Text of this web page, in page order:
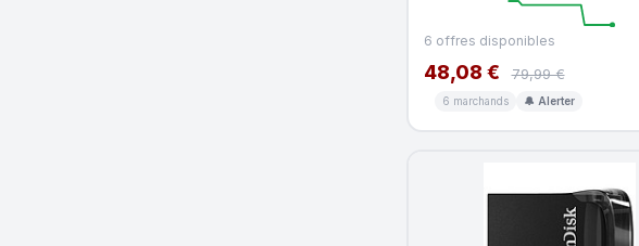
6 offres disponibles
48,08 € 79,99 €
6 marchands 🔔 Alerter